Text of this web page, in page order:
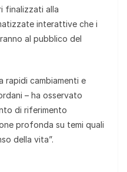
finalizzati alla
interattive che i
al pubblico del
rapidi cambiamenti e
– ha osservato
di riferimento
profonda su temi quali
della vita”.